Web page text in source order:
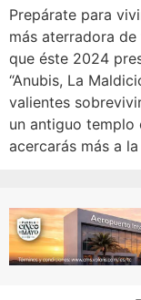
Prepárate para
más aterradora
que éste 2024
“Anubis, La
valientes
un antiguo templo
acercarás más a